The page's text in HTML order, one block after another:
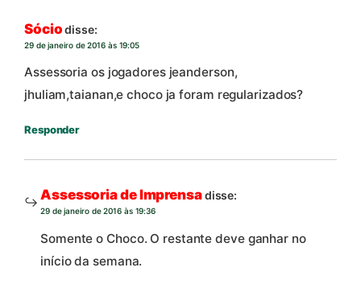
Sócio disse:
29 de janeiro de 2016 às 19:05
Assessoria os jogadores jeanderson,
jhuliam,taianan,e choco ja foram regularizados?
Responder
Assessoria de Imprensadisse:
29 de janeiro de 2016 às 19:36
Somente o Choco. O restante deve ganhar no
início da semana.